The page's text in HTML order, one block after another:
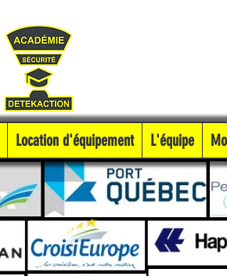
Location d'équipement L'équipe